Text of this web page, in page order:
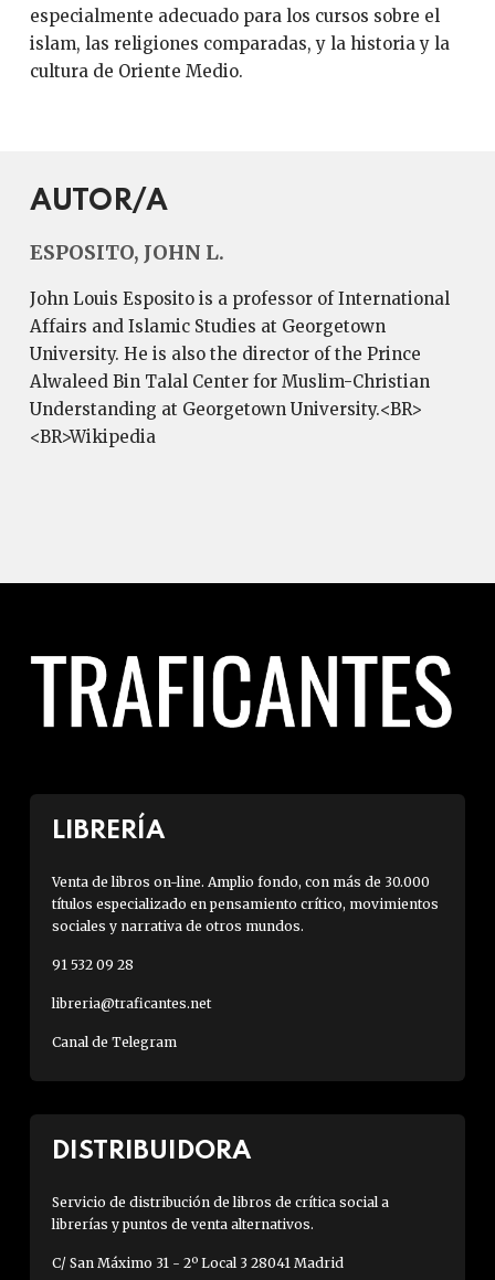
especialmente adecuado para los cursos sobre el
islam, las religiones comparadas, y la historia y la
cultura de Oriente Medio.
AUTOR/A
ESPOSITO, JOHN L.
John Louis Esposito is a professor of International
Affairs and Islamic Studies at Georgetown
University. He is also the director of the Prince
Alwaleed Bin Talal Center for Muslim-Christian
Understanding at Georgetown University.<BR>
<BR>Wikipedia
LIBRERÍA
Venta de libros on-line. Amplio fondo, con más de 30.000
títulos especializado en pensamiento crítico, movimientos
sociales y narrativa de otros mundos.
91 532 09 28
libreria@traficantes.net
Canal de Telegram
DISTRIBUIDORA
Servicio de distribución de libros de crítica social a
librerías y puntos de venta alternativos.
C/ San Máximo 31 - 2º Local 3 28041 Madrid